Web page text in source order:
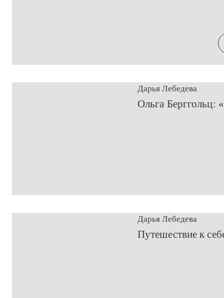
Дарья Лебедева
Ольга
Дарья Лебедева
​Путешествие к